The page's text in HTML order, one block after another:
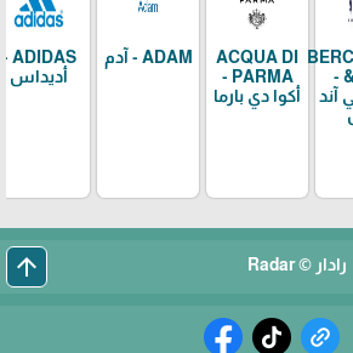
& FITCH -
آند
ACQUA DI
PARMA -
أكوا دي بارما
ADAM - آدم
ADIDAS -
أديداس
رادار © Radar arrow_upward